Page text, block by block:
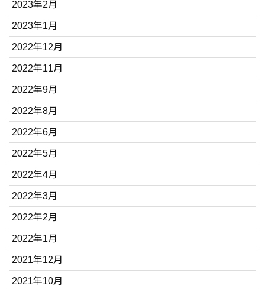
2023年2月
2023年1月
2022年12月
2022年11月
2022年9月
2022年8月
2022年6月
2022年5月
2022年4月
2022年3月
2022年2月
2022年1月
2021年12月
2021年10月